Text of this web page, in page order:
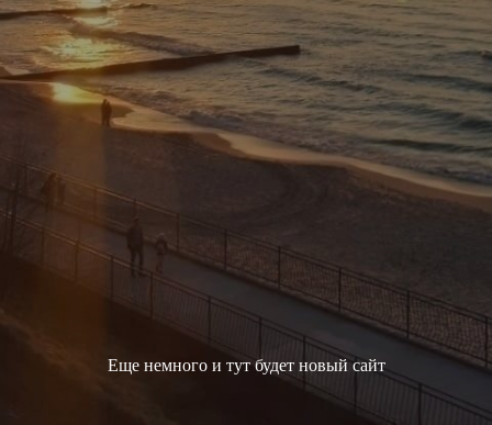
Еще немного и тут будет новый сайт